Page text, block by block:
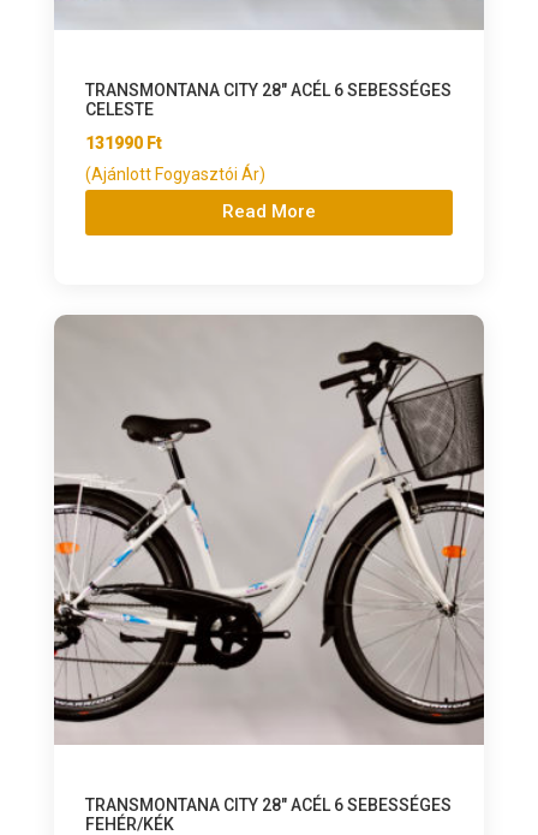
TRANSMONTANA CITY 28″ ACÉL 6 SEBESSÉGES
CELESTE
131990 Ft
(Ajánlott Fogyasztói Ár)
Read More
TRANSMONTANA CITY 28″ ACÉL 6 SEBESSÉGES
FEHÉR/KÉK